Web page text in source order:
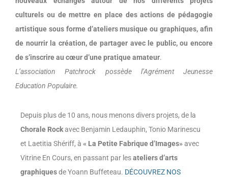
culturels ou de mettre en place des actions de pédagogie
artistique sous forme d’ateliers musique ou graphiques, afin
de nourrir la création, de partager avec le public, ou encore
de s’inscrire au cœur d’une pratique amateur.
L’association Patchrock possède l’Agrément Jeunesse
Education Populaire.
Depuis plus de 10 ans, nous menons divers projets, de la
Chorale Rockavec Benjamin Ledauphin, Tonio Marinescu
et Laetitia Shériff, à « La Petite Fabrique d’Images»avec
Vitrine En Cours, en passant par lesateliers d’arts
graphiquesde Yoann Buffeteau. DÉCOUVREZ NOS